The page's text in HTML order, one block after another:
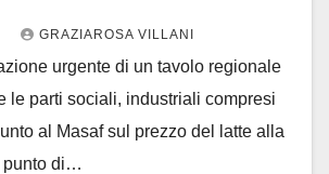
GRAZIAROSA VILLANI
urgente di un tavolo regionale
le parti sociali, industriali compresi
al Masaf sul prezzo del latte alla
punto di…